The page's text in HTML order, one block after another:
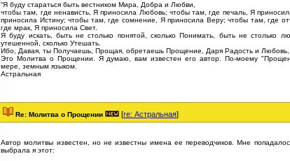
“Я буду стараться быть вестником Мира, Добра и Любви,
чтобы там, где ненависть, Я приносила Любовь; чтобы там, где печаль, Я
приносила Истину; чтобы там, где сомнение, Я приносила Веру; чтобы там, где
где мрак, Я приносила Свет.
Я буду искать, быть не столько понятой, сколько Понимать, быть не столько
утешенной, сколько Утешать.
Ибо, Давая, ты Получаешь, Прощая, обретаешь Прощение, Даря Радость и Любовь,
Это Молитва о Прощении. Я думаю, вам известен его автор. По-моему
мере, земным языком.
Астральная
Re: Молитва о Прощении [re: Астральная]
Автор молитвы известен, но не известны имена ее переводчиков. Мне
выбрала я этот: